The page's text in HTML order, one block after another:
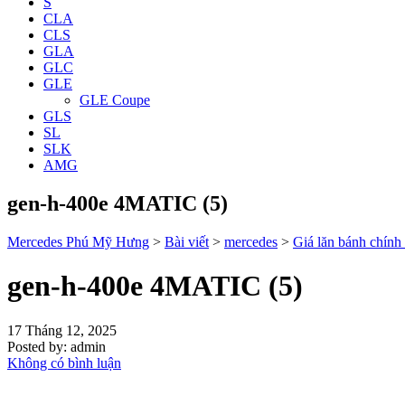
CLA
CLS
GLA
GLC
GLE
GLE Coupe
GLS
SL
SLK
AMG
gen-h-400e 4MATIC (5)
Mercedes Phú Mỹ Hưng > Bài viết > mercedes > Giá lăn bánh
gen-h-400e 4MATIC (5)
17 Tháng 12, 2025
Posted by: admin
Không có bình luận